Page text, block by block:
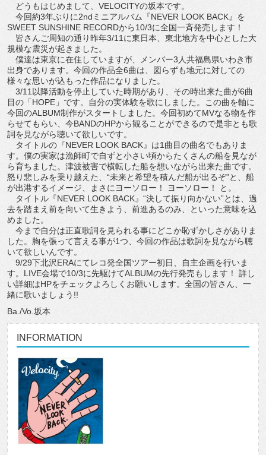
どうもはじめまして、VELOCITYの坂本です。
今回約3年ぶりに2ndミニアルバム『NEVER LOOK BACK』を
SWEET SUNSHINE RECORDから10/3に全国一斉発売します！
皆さんご周知の通り昨年3/11に東日本、東北地方を中心とした大
規模な震災が起きました。
僕達は東京に在住していますが、メンバー3人共福島県いわき市
出身であります。今回の作品全6曲は、図らずも地元に対しての
様々な思いが込もった作品になりました。
3/11以降活動を停止していた時期があり、その時出来た曲が6曲
目の「HOPE」です。自分の実体験を歌にしました。この曲を軸に
今回のALBUM制作がスタートしました。今回初めてMVなる物を作
らせてもらい、今BANDのHPから観ることができるので是非とも歌
詞を見ながら聴いて欲しいです。
タイトルの『NEVER LOOK BACK』は1曲目の曲名でもありま
す。僕の実家は漁師町で自ずと小さい頃からたくさんの船を見なが
ら育ちました。津波被害で横転した船を想いながら出来た曲です。
怒り悲しみを乗り越えた、“未来と希望を積んだ船が出るぞ”と、船
が出港するイメージ、まさにヨーソロー！ ヨーソロー！ と。
タイトル『NEVER LOOK BACK』“決して振り向かない”とは、過
去を踏まえ前を向いて生きよう、前進あるのみ、といった意味を込
めました。
今まで自分は正直歌詞を見られる事にどこか恥ずかしさがありま
した。胸を張って言える事が1つ、今回の作品は歌詞を見ながら聴
いて欲しいんです。
9/29下北沢ERAにてレコ発全国ツアー初日、自主企画を行いま
す。LIVE会場で10/3に先駆けてALBUMの先行発売もします！ 詳し
い詳細はHPをチェックよろしくお願いします。全国の皆さん、一
緒に歌いましょう!!
Ba./Vo.坂本
INFORMATION